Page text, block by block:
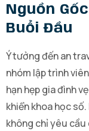
Nguồn
Buổi Đầu
Ý tưởng đến an
nhóm lập trình
hạn hẹp gia đình
khiển khoa học
không chỉ yêu